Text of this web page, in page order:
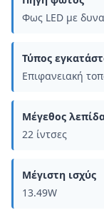
Φως LED με
Τύπος
Επιφανειακή
Μέγεθος
22 ίντσες
Μέγιστη ισχύς
13.49W